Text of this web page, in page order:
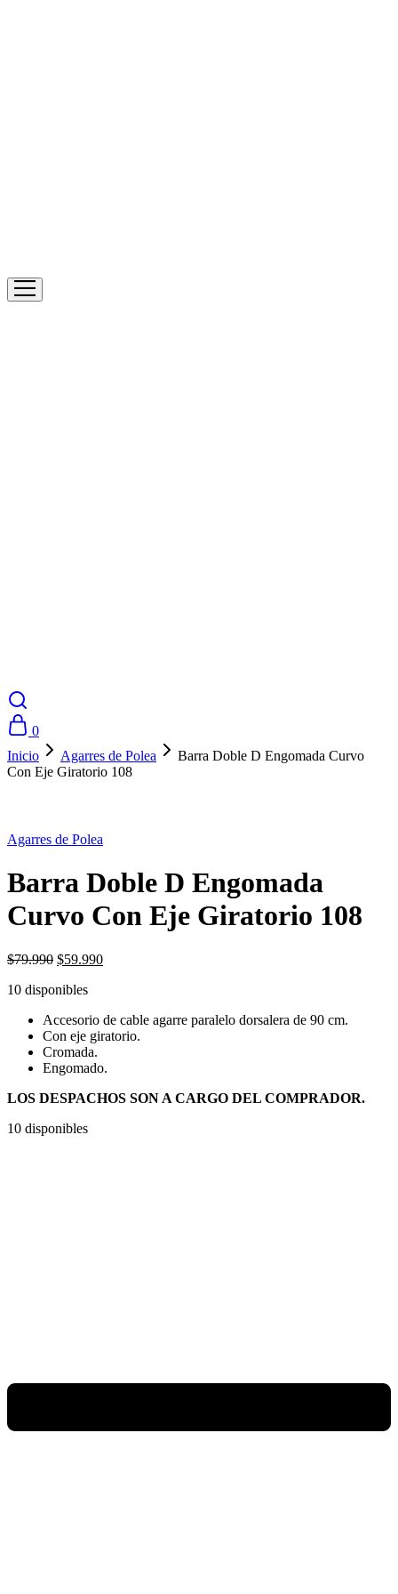
0
Inicio
Agarres de Polea
Barra Doble D Engomada Curvo
Con Eje Giratorio 108
Agarres de Polea
Barra Doble D Engomada
Curvo Con Eje Giratorio 108
$79.990 El
original
$79.990.
$59.990El
$59.990.
10 disponibles
Accesorio de cable agarre paralelo dorsalera de 90 cm.
Con eje giratorio.
Cromada.
Engomado.
LOS DESPACHOS SON A CARGO DEL COMPRADOR.
10 disponibles